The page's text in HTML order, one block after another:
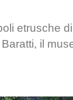
etrusche
il